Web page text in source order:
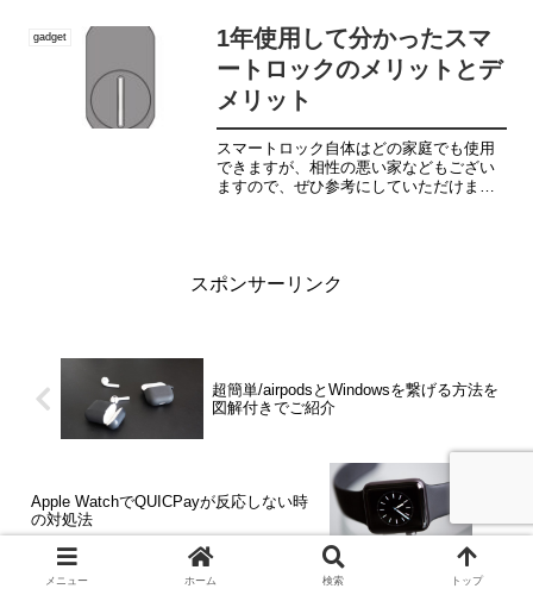
gadget
1年使用して分かったスマ
ートロックのメリットとデ
メリット
スマートロック自体はどの家庭でも使用
できますが、相性の悪い家などもござい
ますので、ぜひ参考にしていただけまし
スポンサーリンク
超簡単/airpodsとWindowsを繋げる方法を
図解付きでご紹介
Apple WatchでQUICPayが反応しない時
の対処法
メニュー ホーム 検索 トップ